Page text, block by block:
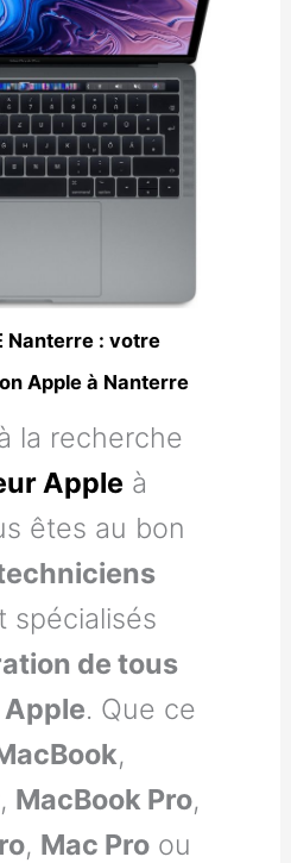
Nanterre : votre
Apple à Nanterre
la recherche
Apple à
êtes au bon
spécialisés
de tous
. Que ce
,
, MacBook Pro,
, Mac Pro ou